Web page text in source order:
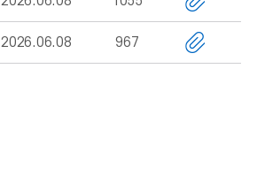
2026.06.08 967